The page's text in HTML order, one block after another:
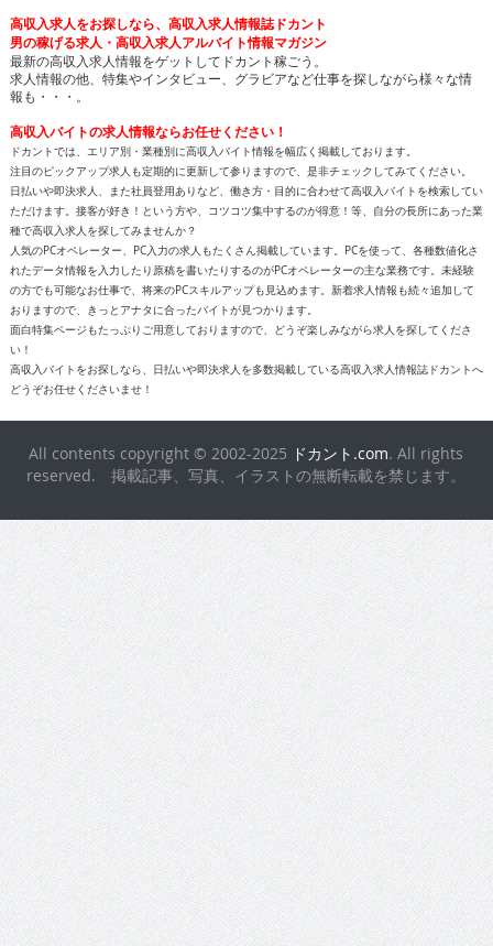
高収入求人をお探しなら、高収入求人情報誌ドカント
男の稼げる求人・高収入求人アルバイト情報マガジン
最新の高収入求人情報をゲットしてドカント稼ごう。
求人情報の他、特集やインタビュー、グラビアなど仕事を探しながら様々な情
報も・・・。
高収入バイトの求人情報ならお任せください！
ドカントでは、エリア別・業種別に高収入バイト情報を幅広く掲載しております。
注目のピックアップ求人も定期的に更新して参りますので、是非チェックしてみてください。
日払いや即決求人、また社員登用ありなど、働き方・目的に合わせて高収入バイトを検索してい
ただけます。接客が好き！という方や、コツコツ集中するのが得意！等、自分の長所にあった業
種で高収入求人を探してみませんか？
人気のPCオペレーター、PC入力の求人もたくさん掲載しています。PCを使って、各種数値化さ
れたデータ情報を入力したり原稿を書いたりするのがPCオペレーターの主な業務です。未経験
の方でも可能なお仕事で、将来のPCスキルアップも見込めます。新着求人情報も続々追加して
おりますので、きっとアナタに合ったバイトが見つかります。
面白特集ページもたっぷりご用意しておりますので、どうぞ楽しみながら求人を探してくださ
い！
高収入バイトをお探しなら、日払いや即決求人を多数掲載している高収入求人情報誌ドカントへ
どうぞお任せくださいませ！
All contents copyright © 2002-2025 ドカント.com. All rights
reserved. 掲載記事、写真、イラストの無断転載を禁じます。